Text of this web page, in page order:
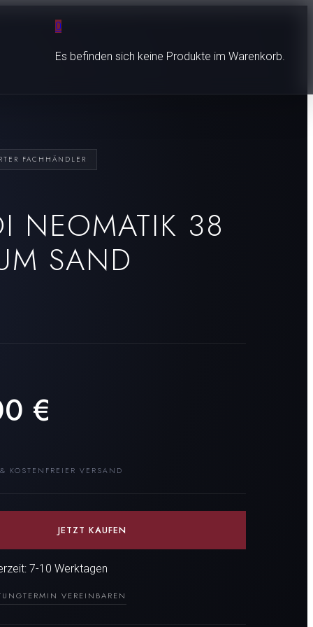
0
Es befinden sich keine Produkte im Warenkorb.
FACHHÄNDLER
NEOMATIK 38
SAND
€
KOSTENFREIER VERSAND
JETZT KAUFEN
7-10 Werktagen
TERMIN VEREINBAREN